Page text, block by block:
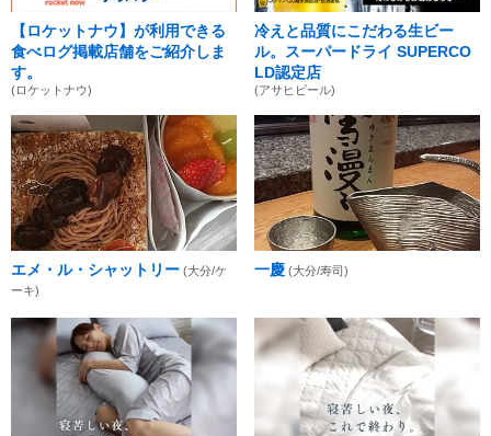
【ロケットナウ】が利用できる
食べログ掲載店舗をご紹介しま
す。
(ロケットナウ)
冷えと品質にこだわる生ビー
ル。スーパードライ SUPERCO
LD認定店
(アサヒビール)
エメ・ル・シャットリー (大分/ケ
ーキ)
一慶 (大分/寿司)